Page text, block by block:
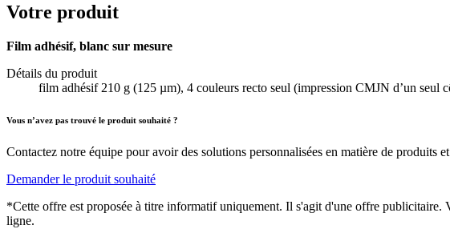
Votre produit
Film adhésif, blanc sur mesure
Détails du produit
film adhésif 210 g (125 µm), 4 couleurs recto seul (impression CMJN d’un seul
Vous n’avez pas trouvé le produit souhaité ?
Contactez notre équipe pour avoir des solutions personnalisées en matière de produits
Demander le produit souhaité
*Cette offre est proposée à titre informatif uniquement. Il s'agit d'une offre
ligne.